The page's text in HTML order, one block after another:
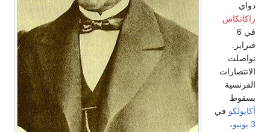
دواي
زاكاتكاس
في 6
فبراير.
تواصلت
الانتصارات
الفرنسية
بسقوط
أكاپولكو في
3 يونيو
،